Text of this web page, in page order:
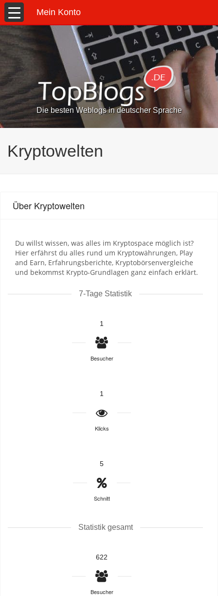
Mein Konto
Die besten Weblogs in deutscher Sprache
Kryptowelten
Über Kryptowelten
Du willst wissen, was alles im Kryptospace möglich ist?
Hier erfährst du alles rund um Kryptowährungen, Play
and Earn, Erfahrungsberichte, Kryptobörsenvergleiche
und bekommst Krypto-Grundlagen ganz einfach erklärt.
7-Tage Statistik
1
Besucher
1
Klicks
5
Schnitt
Statistik gesamt
622
Besucher